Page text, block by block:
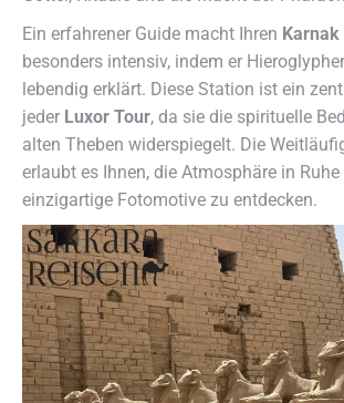
Ein erfahrener Guide macht Ihren Karnak
besonders intensiv, indem er
lebendig erklärt. Diese Station ist ein
jeder Luxor Tour, da sie die spirituelle
alten Theben widerspiegelt. Die
erlaubt es Ihnen, die Atmosphäre in
einzigartige Fotomotive zu entdecken.